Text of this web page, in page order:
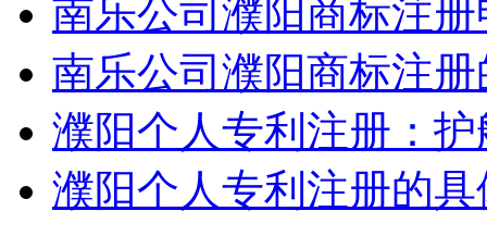
南乐公司濮阳商标注
南乐公司濮阳商标注
濮阳个人专利注册：
濮阳个人专利注册的